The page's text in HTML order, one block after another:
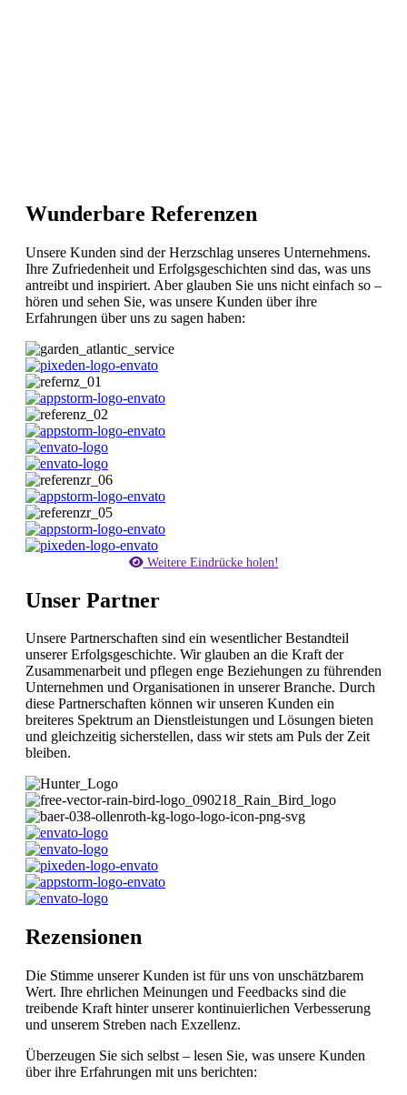
Wunderbare Referenzen
Unsere Kunden sind der Herzschlag unseres Unternehmens.
Ihre Zufriedenheit und Erfolgsgeschichten sind das, was uns
antreibt und inspiriert. Aber glauben Sie uns nicht einfach so –
hören und sehen Sie, was unsere Kunden über ihre
Erfahrungen über uns zu sagen haben:
Weitere Eindrücke holen!
Unser Partner
Unsere Partnerschaften sind ein wesentlicher Bestandteil
unserer Erfolgsgeschichte. Wir glauben an die Kraft der
Zusammenarbeit und pflegen enge Beziehungen zu führenden
Unternehmen und Organisationen in unserer Branche. Durch
diese Partnerschaften können wir unseren Kunden ein
breiteres Spektrum an Dienstleistungen und Lösungen bieten
und gleichzeitig sicherstellen, dass wir stets am Puls der Zeit
bleiben.
Rezensionen
Die Stimme unserer Kunden ist für uns von unschätzbarem
Wert. Ihre ehrlichen Meinungen und Feedbacks sind die
treibende Kraft hinter unserer kontinuierlichen Verbesserung
und unserem Streben nach Exzellenz.
Überzeugen Sie sich selbst – lesen Sie, was unsere Kunden
über ihre Erfahrungen mit uns berichten: